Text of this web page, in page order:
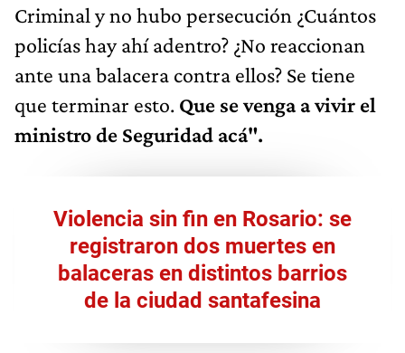
Criminal y no hubo persecución ¿Cuántos
policías hay ahí adentro? ¿No reaccionan
ante una balacera contra ellos? Se tiene
que terminar esto. Que se venga a vivir el
ministro de Seguridad acá".
Violencia sin fin en Rosario: se
registraron dos muertes en
balaceras en distintos barrios
de la ciudad santafesina